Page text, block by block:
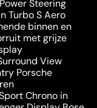
Steering
Turbo S Aero
binnen en
met grijze
View
Porsche
Chrono in